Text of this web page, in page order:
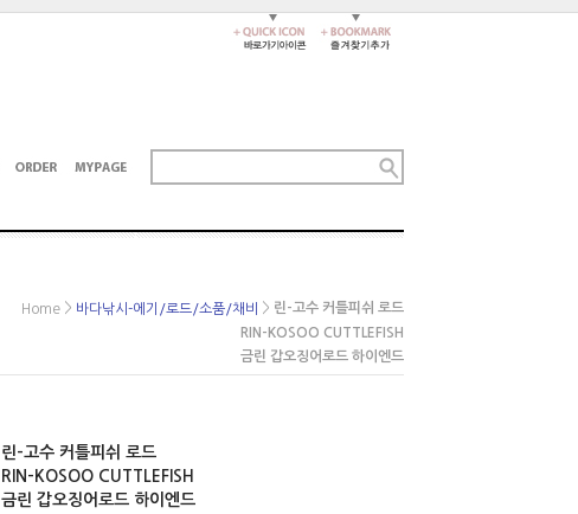
Home > 바다낚시-에기/로드/소품/채비 > 린-고수 커틀피쉬 로드
RIN-KOSOO CUTTLEFISH
금린 갑오징어로드 하이엔드
린-고수 커틀피쉬 로드
RIN-KOSOO CUTTLEFISH
금린 갑오징어로드 하이엔드